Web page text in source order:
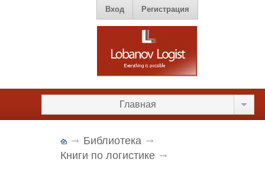
Вход Регистрация
Главная
Библиотека
Книги по логистике